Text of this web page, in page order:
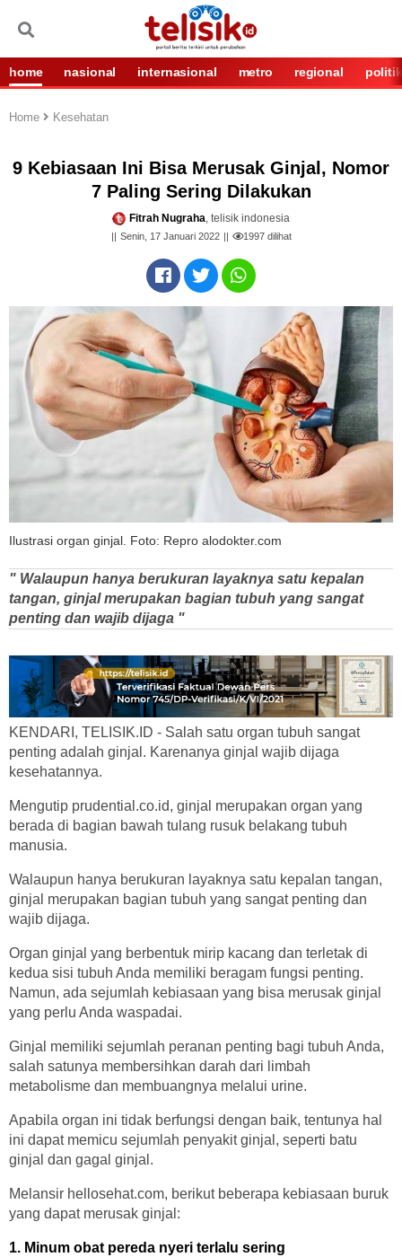
home nasional internasional metro regional politik
Home Kesehatan
9 Kebiasaan Ini Bisa Merusak Ginjal, Nomor
7 Paling Sering Dilakukan
Fitrah Nugraha, telisik indonesia
Senin, 17 Januari 2022 1997dilihat
Ilustrasi organ ginjal. Foto: Repro alodokter.com
" Walaupun hanya berukuran layaknya satu kepalan
tangan, ginjal merupakan bagian tubuh yang sangat
penting dan wajib dijaga "
KENDARI, TELISIK.ID - Salah satu organ tubuh sangat
penting adalah ginjal. Karenanya ginjal wajib dijaga
kesehatannya.
Mengutip prudential.co.id, ginjal merupakan organ yang
berada di bagian bawah tulang rusuk belakang tubuh
manusia.
Walaupun hanya berukuran layaknya satu kepalan tangan,
ginjal merupakan bagian tubuh yang sangat penting dan
wajib dijaga.
Organ ginjal yang berbentuk mirip kacang dan terletak di
kedua sisi tubuh Anda memiliki beragam fungsi penting.
Namun, ada sejumlah kebiasaan yang bisa merusak ginjal
yang perlu Anda waspadai.
Ginjal memiliki sejumlah peranan penting bagi tubuh Anda,
salah satunya membersihkan darah dari limbah
metabolisme dan membuangnya melalui urine.
Apabila organ ini tidak berfungsi dengan baik, tentunya hal
ini dapat memicu sejumlah penyakit ginjal, seperti batu
ginjal dan gagal ginjal.
Melansir hellosehat.com, berikut beberapa kebiasaan buruk
yang dapat merusak ginjal:
1. Minum obat pereda nyeri terlalu sering